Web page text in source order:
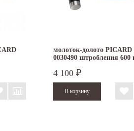
молоток-долото PICARD
0030490 штробления 600
4 100 ₽